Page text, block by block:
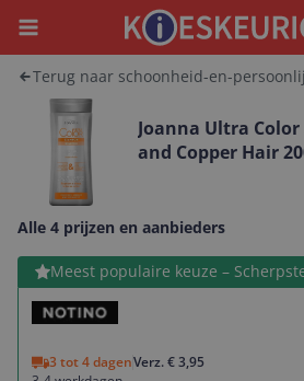
Menu
Terug naar schoonheid-en-
Joanna Ultra
and Copper Hair
Alle 4 prijzen en aanbieders
Meest populaire keuze –
3 tot 4 dagenVerz. € 3,95
Bekijk product